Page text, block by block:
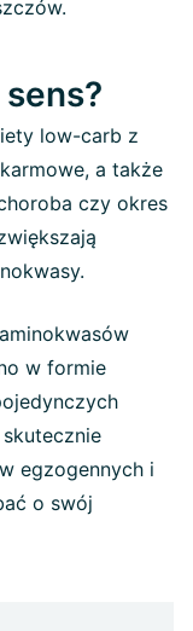
low-carb z
a także
czy okres
w formie
egzogennych i
o swój